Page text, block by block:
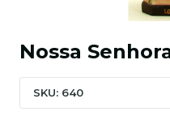
Nossa
SKU: 640